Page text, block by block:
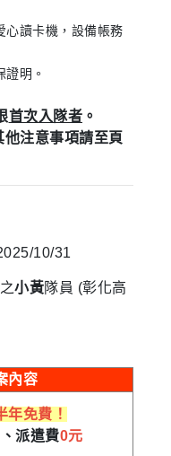
讀卡機，設備帳務
明。
首次入隊者 。
注意事項請至頁
10/31
小黃隊員 (彰化高
內容
年免費！
、派遣費0元